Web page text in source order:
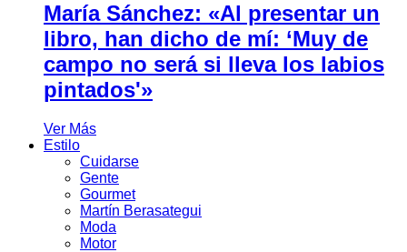
María Sánchez: «Al presentar un
libro, han dicho de mí: ‘Muy de
campo no será si lleva los labios
pintados'»
Ver Más
Estilo
Cuidarse
Gente
Gourmet
Martín Berasategui
Moda
Motor